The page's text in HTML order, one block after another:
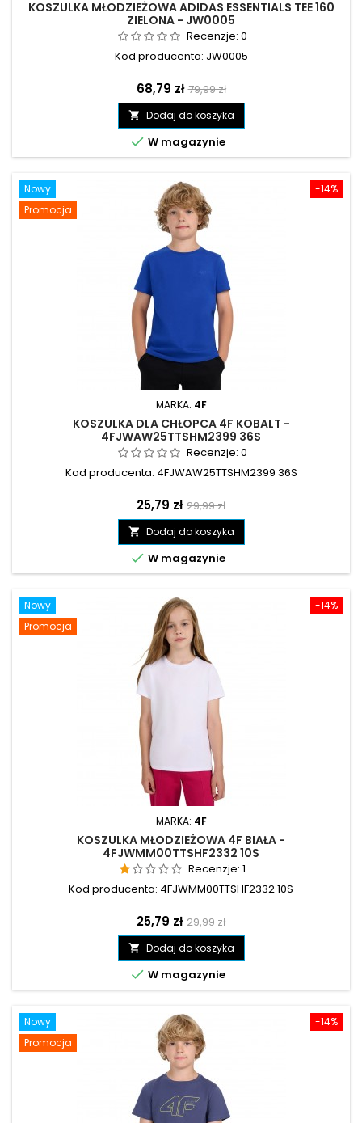
KOSZULKA MŁODZIEŻOWA ADIDAS ESSENTIALS TEE 160
ZIELONA - JW0005
Recenzje: 0
Kod producenta: JW0005
Cena
68,79 zł Cena
podstawowa
79,99 zł
 Dodaj do koszyka
 W magazynie
-14%
Nowy
Promocja
MARKA: 4F
KOSZULKA DLA CHŁOPCA 4F KOBALT -
4FJWAW25TTSHM2399 36S
Recenzje: 0
Kod producenta: 4FJWAW25TTSHM2399 36S
Cena
25,79 zł Cena
podstawowa
29,99 zł
 Dodaj do koszyka
 W magazynie
-14%
Nowy
Promocja
MARKA: 4F
KOSZULKA MŁODZIEŻOWA 4F BIAŁA -
4FJWMM00TTSHF2332 10S
Recenzje: 1
Kod producenta: 4FJWMM00TTSHF2332 10S
Cena
25,79 zł Cena
podstawowa
29,99 zł
 Dodaj do koszyka
 W magazynie
-14%
Nowy
Promocja